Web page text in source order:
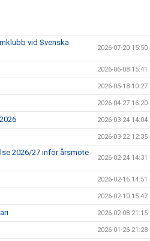
vid Svenska
2026-07-20 15:50
2026-06-08 15:41
2026-05-18 10:27
2026-04-27 16:20
2026-03-24 14:04
2026-03-22 12:35
2026/27 inför årsmöte
2026-02-24 14:31
2026-02-16 14:51
2026-02-10 15:47
2026-02-08 21:15
2026-01-26 21:28